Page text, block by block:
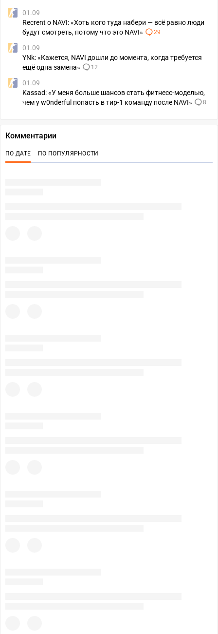
01.09
Recrent о NAVI: «Хоть кого туда набери — всё равно люди
будут смотреть, потому что это NAVI»
29
01.09
YNk: «Кажется, NAVI дошли до момента, когда требуется
ещё одна замена»
12
01.09
Kassad: «У меня больше шансов стать фитнесс-моделью,
чем у w0nderful попасть в тир-1 команду после NAVI»
8
Комментарии
ПО ДАТЕ ПО ПОПУЛЯРНОСТИ